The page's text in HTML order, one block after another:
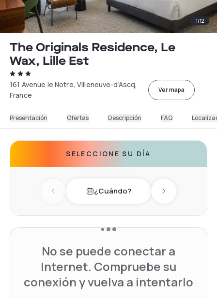
1/12
The Originals Residence, Le
Wax, Lille Est
161 Avenue le Notre, Villeneuve-d'Ascq,
France
Ver mapa
Presentación Ofertas Descripción FAQ
SELECCIONE SU DÍA
Previous day¿Cuándo? Next day
No se puede conectar a
Internet. Compruebe su
conexión y vuelva a intentarlo